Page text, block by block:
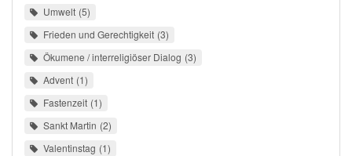
Umwelt 5
Frieden und Gerechtigkeit 3
Ökumene / interreligiöser Dialog 3
Advent 1
Fastenzeit 1
Sankt Martin 2
Valentinstag 1